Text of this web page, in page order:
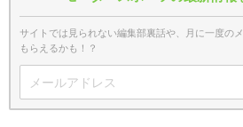
サイトでは見られない編集部裏話や、月に一度の
もらえるかも！？